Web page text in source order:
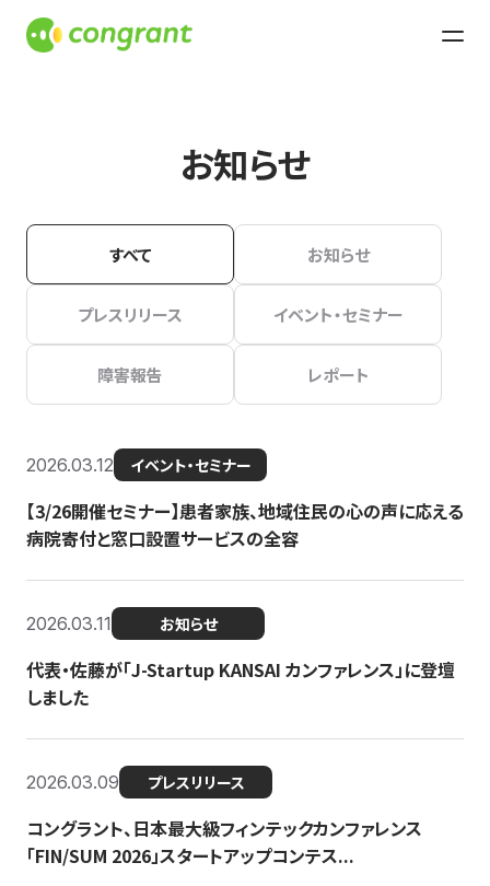
お知らせ
すべて お知らせ
プレスリリース イベント・セミナー
障害報告 レポート
2026.03.12 イベント・セミナー
【3/26開催セミナー】患者家族、地域住民の心の声に応える
病院寄付と窓口設置サービスの全容
2026.03.11 お知らせ
代表・佐藤が「J-Startup KANSAI カンファレンス」に登壇
しました
2026.03.09 プレスリリース
コングラント、日本最大級フィンテックカンファレンス
「FIN/SUM 2026」スタートアップコンテス...